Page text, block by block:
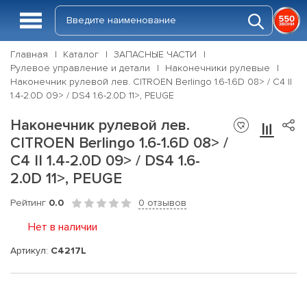
Главная Каталог
ЗАПАСНЫЕ ЧАСТИ
Рулевое управление и детали
Наконечники рулевые
Наконечник рулевой лев. CITROEN Berlingo 1.6-1.6D 08> / C4 II
1.4-2.0D 09> / DS4 1.6-2.0D 11>, PEUGE
Наконечник рулевой лев.
CITROEN Berlingo 1.6-1.6D 08> /
C4 II 1.4-2.0D 09> / DS4 1.6-
2.0D 11>, PEUGE
Рейтинг 0.0 0 отзывов
Нет в наличии
Артикул: C4217L